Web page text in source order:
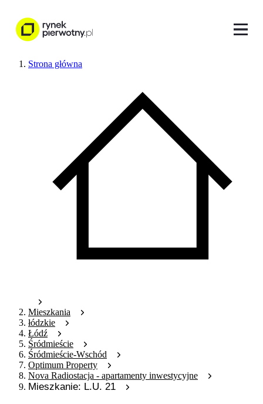
Strona główna
Mieszkania
łódzkie
Łódź
Śródmieście
Śródmieście-Wschód
Optimum Property
Nova Radiostacja - apartamenty inwestycyjne
Mieszkanie: L.U. 21